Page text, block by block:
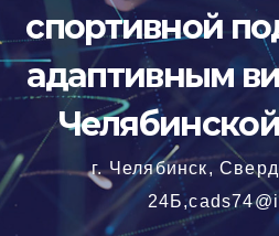
спортивной
адаптивным
г. Челябинск,